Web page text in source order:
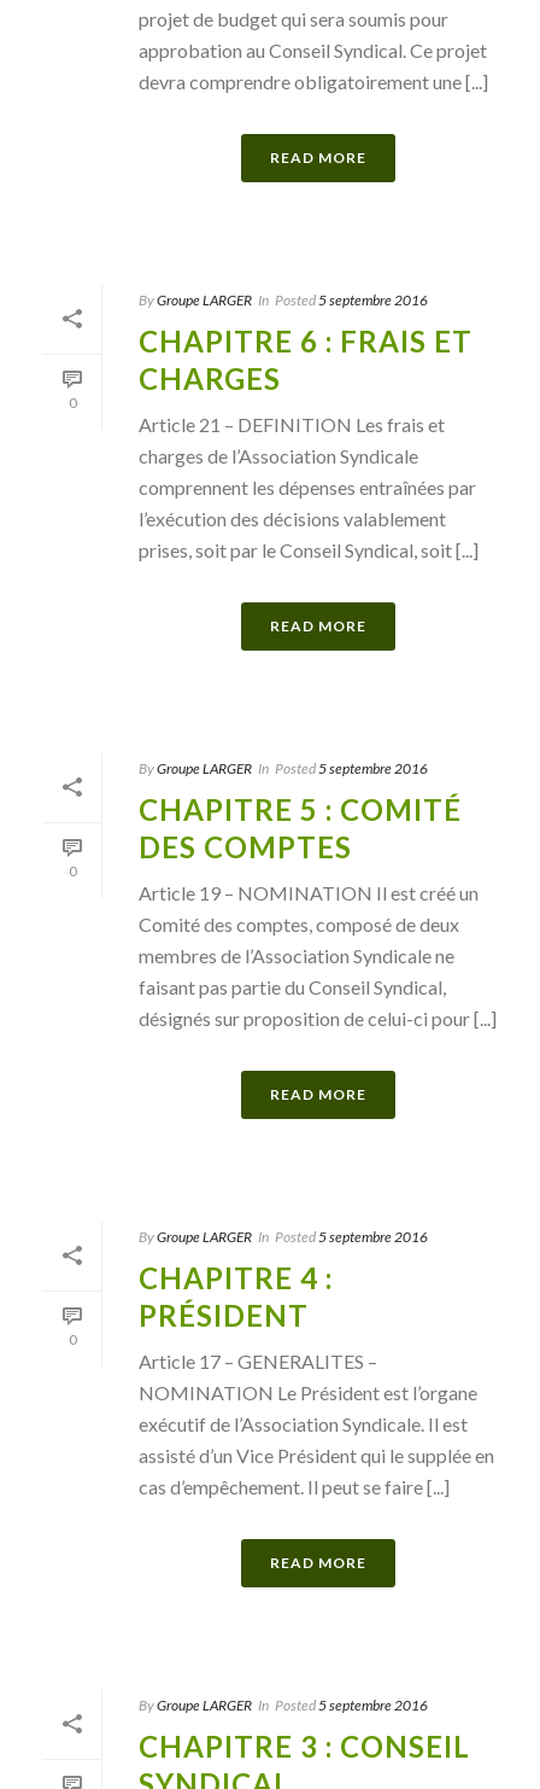
projet de budget qui sera soumis pour
approbation au Conseil Syndical. Ce projet
devra comprendre obligatoirement une [...]
READ MORE
0
ByGroupe LARGER In Posted5 septembre 2016
CHAPITRE 6 : FRAIS ET
CHARGES
Article 21 – DEFINITION Les frais et
charges de l’Association Syndicale
comprennent les dépenses entraînées par
l’exécution des décisions valablement
prises, soit par le Conseil Syndical, soit [...]
READ MORE
0
ByGroupe LARGER In Posted5 septembre 2016
CHAPITRE 5 : COMITÉ
DES COMPTES
Article 19 – NOMINATION Il est créé un
Comité des comptes, composé de deux
membres de l’Association Syndicale ne
faisant pas partie du Conseil Syndical,
désignés sur proposition de celui-ci pour [...]
READ MORE
0
ByGroupe LARGER In Posted5 septembre 2016
CHAPITRE 4 :
PRÉSIDENT
Article 17 – GENERALITES –
NOMINATION Le Président est l’organe
exécutif de l’Association Syndicale. Il est
assisté d’un Vice Président qui le supplée en
cas d’empêchement. Il peut se faire [...]
READ MORE
ByGroupe LARGER In Posted5 septembre 2016
CHAPITRE 3 : CONSEIL